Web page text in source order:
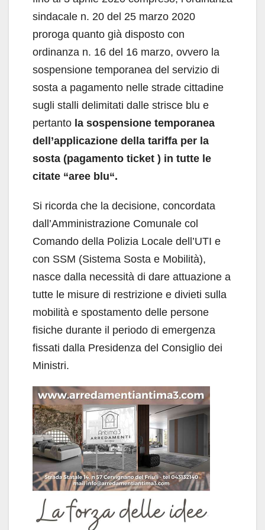
sindacale n. 20 del 25 marzo 2020
proroga quanto già disposto con
ordinanza n. 16 del 16 marzo, ovvero la
sospensione temporanea del servizio di
sosta a pagamento nelle strade cittadine
sugli stalli delimitati dalle strisce blu e
pertanto la sospensione temporanea
dell’applicazione della tariffa per la
sosta (pagamento ticket ) in tutte le
citate “aree blu“.
Si ricorda che la decisione, concordata
dall’Amministrazione Comunale col
Comando della Polizia Locale dell’UTI e
con SSM (Sistema Sosta e Mobilità),
nasce dalla necessità di dare attuazione a
tutte le misure di restrizione e divieti sulla
mobilità e spostamento delle persone
fisiche durante il periodo di emergenza
fissati dalla Presidenza del Consiglio dei
Ministri.